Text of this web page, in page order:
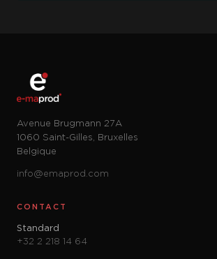
Avenue Brugmann 27A
1060 Saint-Gilles, Bruxelles
Belgique
info@emaprod.com
CONTACT
Standard
+32 2 218 14 64